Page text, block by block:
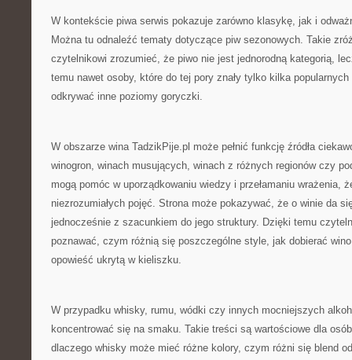
W kontekście piwa serwis pokazuje zarówno klasykę, jak i
Można tu odnaleźć tematy dotyczące piw sezonowych. Takie
czytelnikowi zrozumieć, że piwo nie jest jednorodną kategorią,
temu nawet osoby, które do tej pory znały tylko kilka
odkrywać inne poziomy goryczki.
W obszarze wina TadzikPije.pl może pełnić funkcję źródła
winogron, winach musujących, winach z różnych regionów czy
mogą pomóc w uporządkowaniu wiedzy i przełamaniu wrażenia,
niezrozumiałych pojęć. Strona może pokazywać, że o winie da
jednocześnie z szacunkiem do jego struktury. Dzięki temu
poznawać, czym różnią się poszczególne style, jak dobierać
opowieść ukrytą w kieliszku.
W przypadku whisky, rumu, wódki czy innych mocniejszych
koncentrować się na smaku. Takie treści są wartościowe dla
dlaczego whisky może mieć różne kolory, czym różni się blend